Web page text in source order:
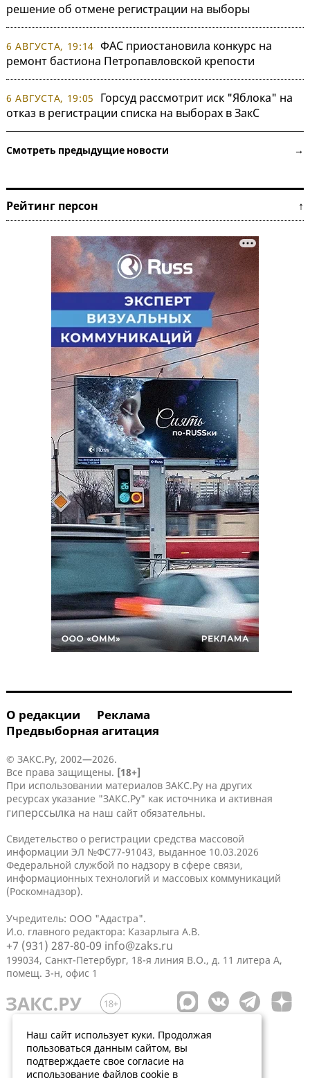
решение об отмене регистрации на выборы
6 АВГУСТА, 19:14 ФАС приостановила конкурс на
ремонт бастиона Петропавловской крепости
6 АВГУСТА, 19:05
Горсуд рассмотрит иск "Яблока" на
отказ в регистрации списка на выборах в ЗакС
Смотреть предыдущие новости →
Рейтинг персон ↑
О редакции
Реклама
Предвыборная агитация
© ЗАКС.Ру, 2002—2026.
Все права защищены. [18+]
При использовании материалов ЗАКС.Ру на других
ресурсах указание "ЗАКС.Ру" как источника и активная
гиперссылка на наш сайт обязательны.
Свидетельство о регистрации средства массовой
информации ЭЛ №ФС77-91043, выданное 10.03.2026
Федеральной службой по надзору в сфере связи,
информационных технологий и массовых коммуникаций
(Роскомнадзор).
Учредитель: ООО "Адастра".
И.о. главного редактора: Казарлыга А.В.
+7 (931) 287-80-09 info@zaks.ru
199034, Санкт-Петербург, 18-я линия В.О., д. 11 литера А,
помещ. 3-н, офис 1
Наш сайт использует куки. Продолжая
пользоваться данным сайтом, вы
подтверждаете свое согласие на
использование файлов cookie в